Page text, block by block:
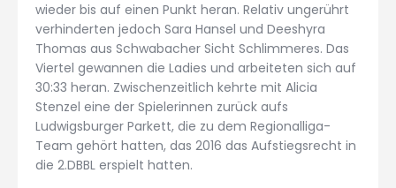
wieder bis auf einen Punkt heran. Relativ ungerührt
verhinderten jedoch Sara Hansel und Deeshyra
Thomas aus Schwabacher Sicht Schlimmeres. Das
Viertel gewannen die Ladies und arbeiteten sich auf
30:33 heran. Zwischenzeitlich kehrte mit Alicia
Stenzel eine der Spielerinnen zurück aufs
Ludwigsburger Parkett, die zu dem Regionalliga-
Team gehört hatten, das 2016 das Aufstiegsrecht in
die 2.DBBL erspielt hatten.